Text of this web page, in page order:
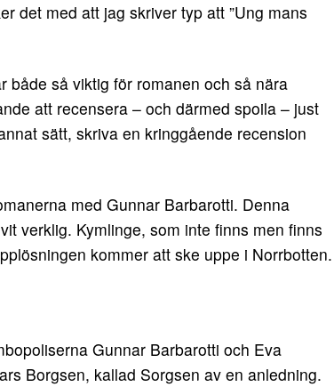
det med att jag skriver typ att ”Ung mans
både så viktig för romanen och så nära
att recensera – och därmed spoila – just
sätt, skriva en kringgående recension
med Gunnar Barbarotti. Denna
verklig. Kymlinge, som inte finns men finns
kommer att ske uppe i Norrbotten.
Gunnar Barbarotti och Eva
Borgsen, kallad Sorgsen av en anledning.